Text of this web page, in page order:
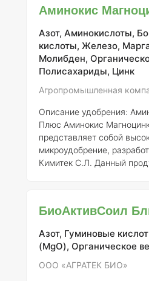
повышения их
неблагоприятные
заболевания. Состав "Аминоким Разер"
включает в себя
микроэлементы и
которые способствуют
Аминокис
Азот, Аминокислоты,
кислоты, Железо,
Молибден,
Полисахариды, Цинк
Агропромышленная
Описание удобрения:
Плюс
представляет собой
микроудобрение,
Кимитек С.Л. Данный
качества
Удобрение содержит
элементы: - Магний (Mg) — 2% - Цинк (Zn) —
1% - Аминокислоты — 5%
БиоАктивСоил
Азот, Гуминовые
(MgO), Органическое
ООО «АГРАТЕК БИО»